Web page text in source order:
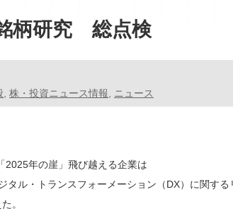
柄研究 総点検
, 株・投資ニュース情報, ニュース
年の崖」飛び越える企業は
タル・トランスフォーメーション（DX）に関する
。